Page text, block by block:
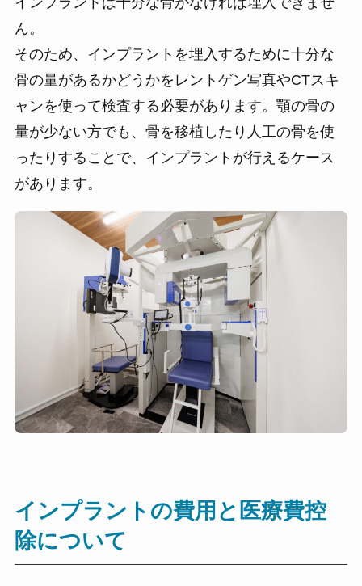
ん。
そのため、インプラントを埋入するために十分な
骨の量があるかどうかをレントゲン写真やCTスキ
ャンを使って検査する必要があります。顎の骨の
量が少ない方でも、骨を移植したり人工の骨を使
ったりすることで、インプラントが行えるケース
があります。
インプラントの費用と医療費控
除について